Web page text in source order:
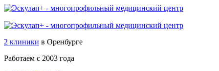
2 клиники в Оренбурге
Работаем с 2003 года